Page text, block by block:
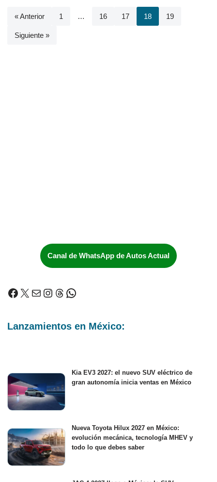
« Anterior 1 … 16 17 18 19
Siguiente »
Canal de WhatsApp de Autos Actual
Lanzamientos en México:
Kia EV3 2027: el nuevo SUV eléctrico de
gran autonomía inicia ventas en México
Nueva Toyota Hilux 2027 en México:
evolución mecánica, tecnología MHEV y
todo lo que debes saber